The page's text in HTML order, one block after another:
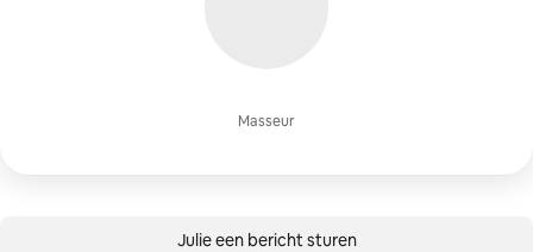
Masseur
Julie een bericht sturen